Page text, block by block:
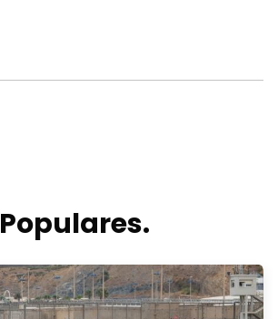
Populares.